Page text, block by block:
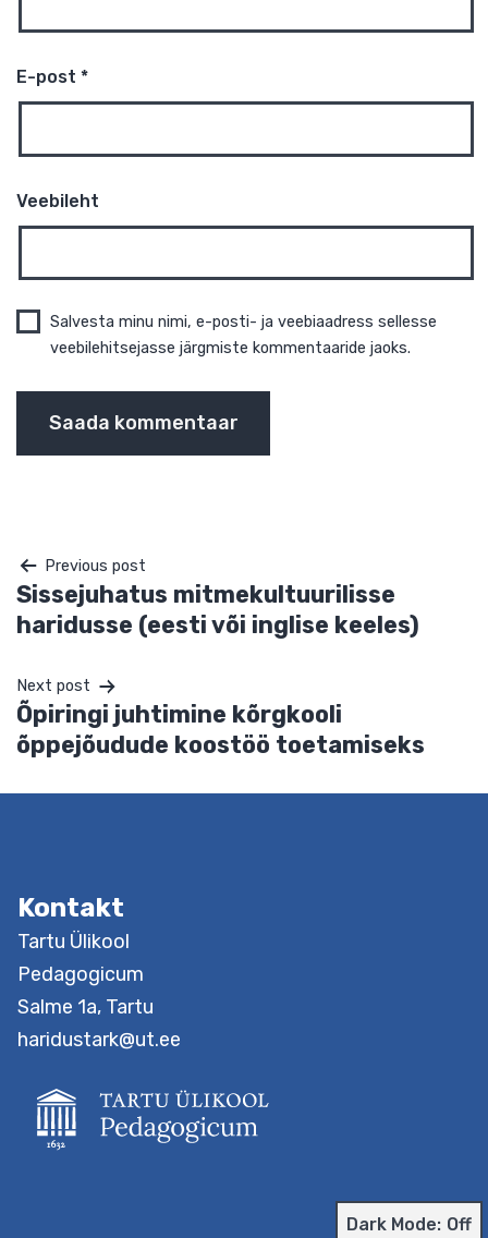
veebilehitsejasse järgmiste kommentaaride jaoks.
Navigeerimine
Previous post
Sissejuhatus mitmekultuurilisse
haridusse (eesti või inglise keeles)
Õpiringi juhtimine kõrgkooli
õppejõudude koostöö toetamiseks
Kontakt
Dark Mode: